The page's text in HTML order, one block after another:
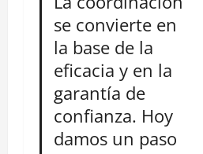
se convierte en
la base de la
eficacia y en la
garantía de
confianza. Hoy
damos un paso